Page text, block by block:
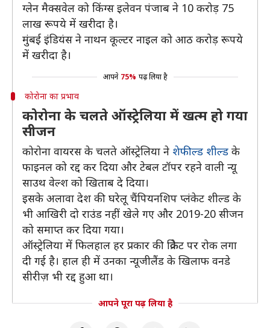
ग्लेन मैक्सवेल को किंग्स इलेवन पंजाब ने 10 करोड़ 75
लाख रूपये में खरीदा है।
मुंबई इंडियंस ने नाथन कूल्टर नाइल को आठ करोड़ रूपये
में खरीदा है।
आपने 75% पढ़ लिया है
कोरोना का प्रभाव
कोरोना के चलते ऑस्ट्रेलिया में खत्म हो गया
सीजन
कोरोना वायरस के चलते ऑस्ट्रेलिया ने शेफील्ड शील्ड के
फाइनल को रद्द कर दिया और टेबल टॉपर रहने वाली न्यू
साउथ वेल्श को खिताब दे दिया।
इसके अलावा देश की घरेलू चैंपियनशिप प्लंकेट शील्ड के
भी आखिरी दो राउंड नहीं खेले गए और 2019-20 सीजन
को समाप्त कर दिया गया।
ऑस्ट्रेलिया में फिलहाल हर प्रकार की क्रिकेट पर रोक लगा
दी गई है। हाल ही में उनका न्यूजीलैंड के खिलाफ वनडे
सीरीज़ भी रद्द हुआ था।
आपने पूरा पढ़ लिया है